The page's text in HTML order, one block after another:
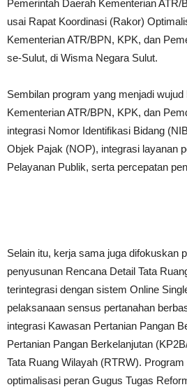
Pemerintah Daerah Kementerian ATR/
usai Rapat Koordinasi (Rakor)
Kementerian ATR/BPN, KPK, dan
se-Sulut, di Wisma Negara Sulut.
Sembilan program yang menjadi
Kementerian ATR/BPN, KPK, dan
integrasi Nomor Identifikasi Bidang
Objek Pajak (NOP), integrasi layanan
Pelayanan Publik, serta percepatan
Selain itu, kerja sama juga difokuskan
penyusunan Rencana Detail Tata
terintegrasi dengan sistem Online
pelaksanaan sensus pertanahan
integrasi Kawasan Pertanian Pangan
Pertanian Pangan Berkelanjutan
Tata Ruang Wilayah (RTRW).
optimalisasi peran Gugus Tugas